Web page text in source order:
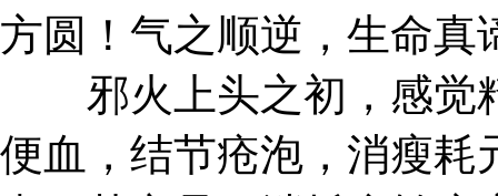
方圆！气之顺逆，生命真
邪火上头之初，感觉
便血，结节疮泡，消瘦耗